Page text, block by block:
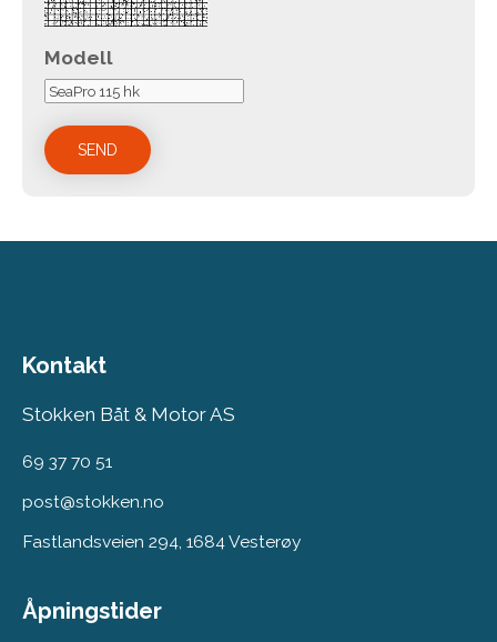
Modell
Kontakt
Stokken Båt & Motor AS
69 37 70 51
post@stokken.no
Fastlandsveien 294, 1684 Vesterøy
Åpningstider